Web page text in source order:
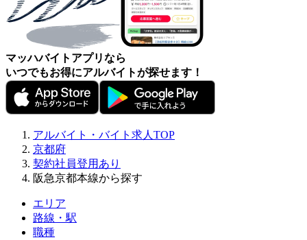
マッハバイトアプリなら
いつでもお得にアルバイトが探せます！
アルバイト・バイト求人TOP
京都府
契約社員登用あり
阪急京都本線から探す
エリア
路線・駅
職種